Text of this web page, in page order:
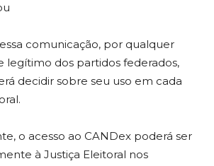
comunicação, por qualquer
legítimo dos partidos federados,
decidir sobre seu uso em cada
o acesso ao CANDex poderá ser
à Justiça Eleitoral nos